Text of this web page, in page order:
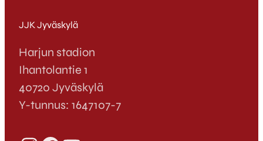
JJK Jyväskylä
Harjun stadion
Ihantolantie 1
40720 Jyväskylä
Y-tunnus: 1647107-7